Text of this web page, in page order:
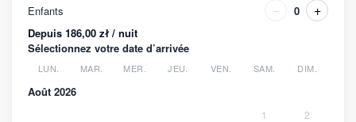
Enfants − 0 +
Depuis 186,00 zł / nuit
Sélectionnez votre date d’arrivée
LUN. MAR. MER. JEU. VEN. SAM. DIM.
Août 2026
1 2